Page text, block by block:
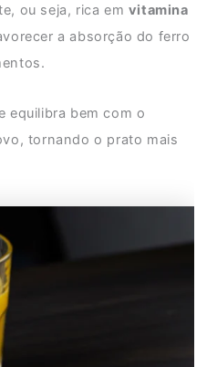
ou seja, rica em vitamina
a absorção do ferro
equilibra bem com o
tornando o prato mais